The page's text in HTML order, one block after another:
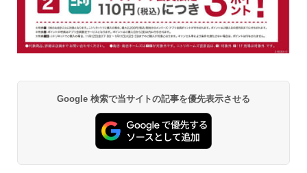
Google 検索で当サイトの記事を優先表示させる